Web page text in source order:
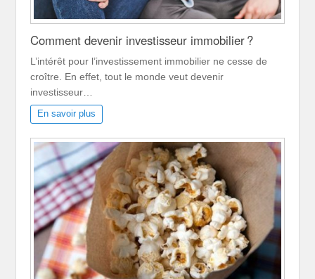
Comment devenir investisseur immobilier ?
L’intérêt pour l’investissement immobilier ne cesse de
croître. En effet, tout le monde veut devenir
investisseur…
En savoir plus